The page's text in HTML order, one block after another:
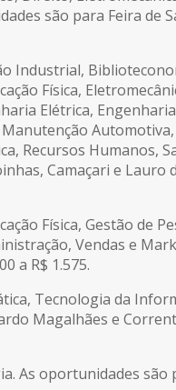
são para Feira de
Industrial,
Física,
Elétrica,
Manutenção
Recursos Humanos,
Camaçari e Lauro
Física, Gestão de
Vendas e
a R$ 1.575.
Tecnologia da
Magalhães e
As oportunidades são